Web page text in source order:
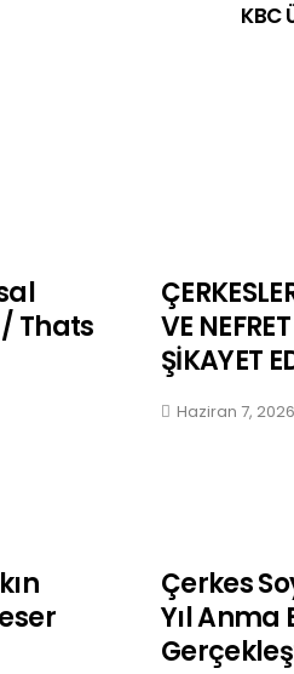
KBC
Thats
VE
ŞİKAYET
Haziran 7, 2026
Çerkes
Yıl Anma